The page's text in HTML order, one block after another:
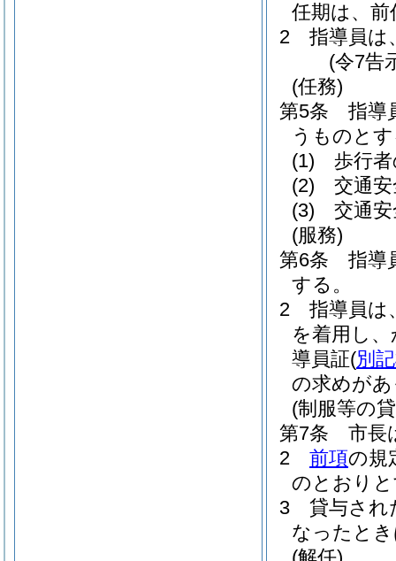
任期は、
2
指導員は
(令7告
(任務)
第5条
指導
うものと
(1)
歩行
(2)
交通
(3)
交通
(服務)
第6条
指導
する。
2
指導員は
を着用し
導員証(別
の求めが
(制服等の
第7条
市長
2
前項の規
のとおり
3
貸与され
なったと